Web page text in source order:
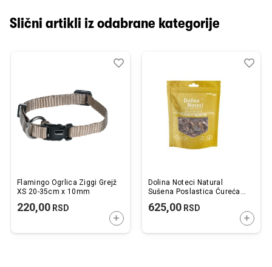
Slični artikli iz odabrane kategorije
Flamingo Ogrlica Ziggi Grejž
XS 20-35cm x 10mm
220,00 RSD
DODAJTE U KORPU
Dodaj
Uporedi
Dolina Noteci Natural
Sušena Poslastica Ćureća
625,00RSD